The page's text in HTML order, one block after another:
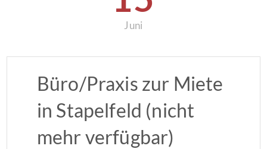
Juni
Büro/Praxis zur Miete
in Stapelfeld (nicht
mehr verfügbar)